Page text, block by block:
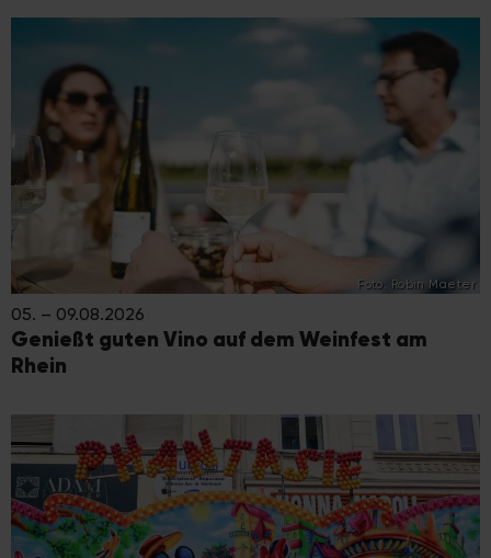
Foto: Robin Maeter
05. – 09.08.2026
Genießt guten Vino auf dem Weinfest am
Rhein